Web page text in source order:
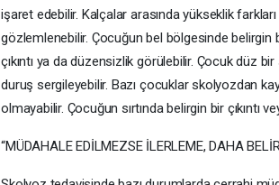
işaret edebilir. Kalçalar arasında yükseklik
gözlemlenebilir. Çocuğun bel bölgesinde belirgin
çıkıntı ya da düzensizlik görülebilir. Çocuk düz
duruş sergileyebilir. Bazı çocuklar skolyozdan
olmayabilir. Çocuğun sırtında belirgin bir çıkıntı
“MÜDAHALE EDİLMEZSE İLERLEME, DAHA